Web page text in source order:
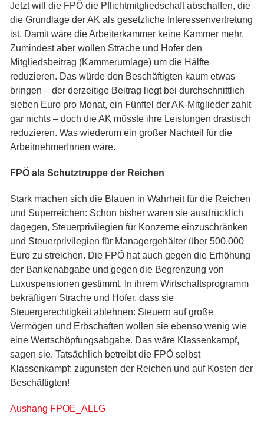
Jetzt will die FPÖ die Pflichtmitgliedschaft abschaffen, die
die Grundlage der AK als gesetzliche Interessenvertretung
ist. Damit wäre die Arbeiterkammer keine Kammer mehr.
Zumindest aber wollen Strache und Hofer den
Mitgliedsbeitrag (Kammerumlage) um die Hälfte
reduzieren. Das würde den Beschäftigten kaum etwas
bringen – der derzeitige Beitrag liegt bei durchschnittlich
sieben Euro pro Monat, ein Fünftel der AK-Mitglieder zahlt
gar nichts – doch die AK müsste ihre Leistungen drastisch
reduzieren. Was wiederum ein großer Nachteil für die
ArbeitnehmerInnen wäre.
FPÖ als Schutztruppe der Reichen
Stark machen sich die Blauen in Wahrheit für die Reichen
und Superreichen: Schon bisher waren sie ausdrücklich
dagegen, Steuerprivilegien für Konzerne einzuschränken
und Steuerprivilegien für Managergehälter über 500.000
Euro zu streichen. Die FPÖ hat auch gegen die Erhöhung
der Bankenabgabe und gegen die Begrenzung von
Luxuspensionen gestimmt. In ihrem Wirtschaftsprogramm
bekräftigen Strache und Hofer, dass sie
Steuergerechtigkeit ablehnen: Steuern auf große
Vermögen und Erbschaften wollen sie ebenso wenig wie
eine Wertschöpfungsabgabe. Das wäre Klassenkampf,
sagen sie. Tatsächlich betreibt die FPÖ selbst
Klassenkampf: zugunsten der Reichen und auf Kosten der
Beschäftigten!
Aushang FPOE_ALLG